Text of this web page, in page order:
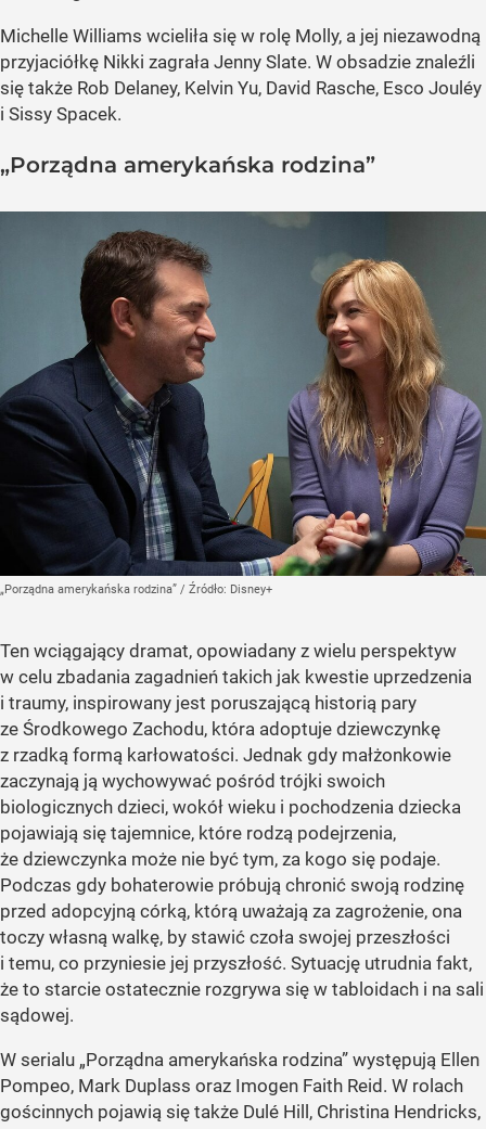
Michelle Williams wcieliła się w rolę Molly, a jej niezawodną
przyjaciółkę Nikki zagrała Jenny Slate. W obsadzie znaleźli
się także Rob Delaney, Kelvin Yu, David Rasche, Esco Jouléy
i Sissy Spacek.
„Porządna amerykańska rodzina”
„Porządna amerykańska rodzina” / Źródło: Disney+
Ten wciągający dramat, opowiadany z wielu perspektyw
w celu zbadania zagadnień takich jak kwestie uprzedzenia
i traumy, inspirowany jest poruszającą historią pary
ze Środkowego Zachodu, która adoptuje dziewczynkę
z rzadką formą karłowatości. Jednak gdy małżonkowie
zaczynają ją wychowywać pośród trójki swoich
biologicznych dzieci, wokół wieku i pochodzenia dziecka
pojawiają się tajemnice, które rodzą podejrzenia,
że dziewczynka może nie być tym, za kogo się podaje.
Podczas gdy bohaterowie próbują chronić swoją rodzinę
przed adopcyjną córką, którą uważają za zagrożenie, ona
toczy własną walkę, by stawić czoła swojej przeszłości
i temu, co przyniesie jej przyszłość. Sytuację utrudnia fakt,
że to starcie ostatecznie rozgrywa się w tabloidach i na sali
sądowej.
W serialu „Porządna amerykańska rodzina” występują Ellen
Pompeo, Mark Duplass oraz Imogen Faith Reid. W rolach
gościnnych pojawią się także Dulé Hill, Christina Hendricks,